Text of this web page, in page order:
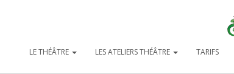
LE THÉÂTRE LES ATELIERS THÉÂTRE TARIFS